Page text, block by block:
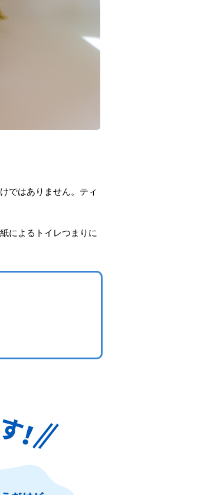
ではありません。ティ
によるトイレつまりに